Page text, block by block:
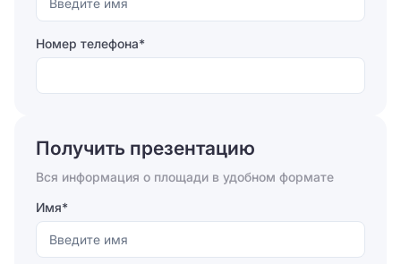
Номер телефона*
Отправить
Получить презентацию
Вся информация о площади в удобном формате
Имя*